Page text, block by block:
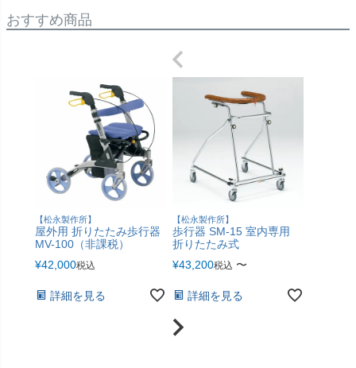
おすすめ商品
【松永製作所】
屋外用 折りたたみ歩行器
MV-100（非課税）
¥42,000税込
詳細を見る
【松永製作所】
歩行器 SM-15 室内専用
折りたたみ式
¥43,200税込 〜
詳細を見る